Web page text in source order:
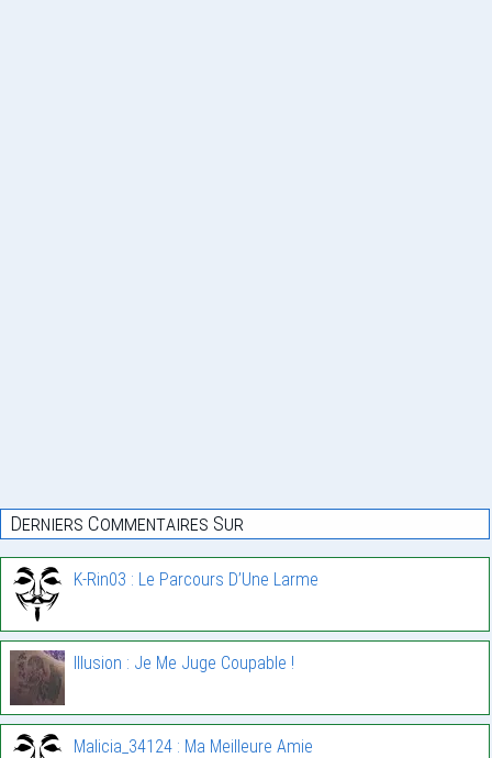
Derniers Commentaires Sur
K-Rin03 : Le Parcours D’Une Larme
Illusion : Je Me Juge Coupable !
Malicia_34124 : Ma Meilleure Amie